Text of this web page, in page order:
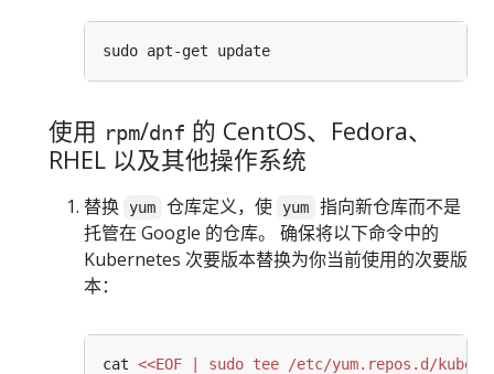
使用 rpm/dnf 的 CentOS、Fedora、
RHEL 以及其他操作系统
替换 yum 仓库定义，使 yum
指向新仓库而不是
托管在 Google 的仓库。 确保将以下命令中的
Kubernetes 次要版本替换为你当前使用的次要版
本：
cat